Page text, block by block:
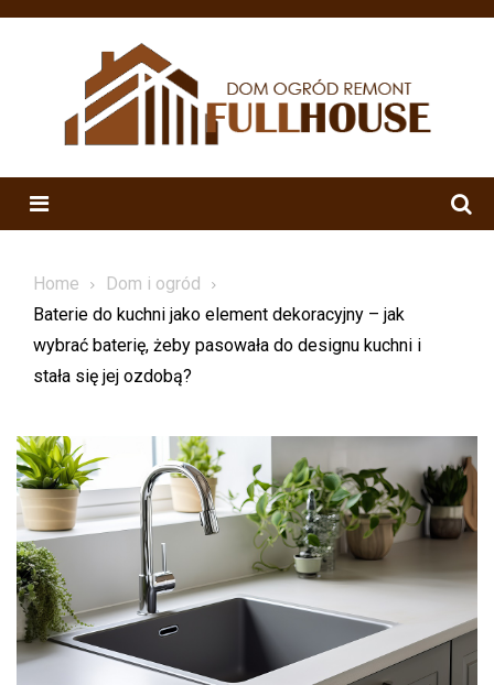
Skip
Menu
Home
Dom i ogród
Baterie do kuchni jako element dekoracyjny – jak
wybrać baterię, żeby pasowała do designu kuchni i
stała się jej ozdobą?